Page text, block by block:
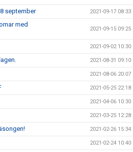
september 2021-09-17 08:33
med
2021-09-15 09:25
2021-09-02 10:30
2021-08-31 09:10
2021-08-06 20:07
2021-05-25 22:18
2021-04-06 10:30
2021-03-25 12:28
2021-02-26 15:34
2021-02-24 10:40